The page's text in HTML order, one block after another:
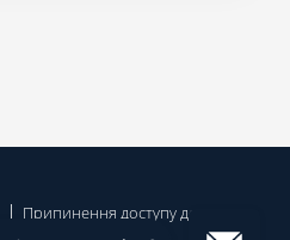
Припинення доступу до